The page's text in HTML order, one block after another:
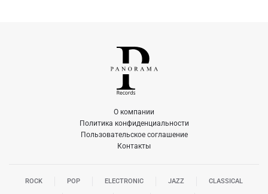
О компании
Политика конфиденциальности
Пользовательское соглашение
Контакты
ROCK POP ELECTRONIC JAZZ CLASSICAL